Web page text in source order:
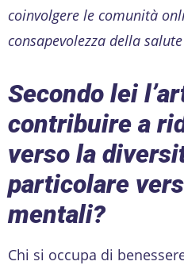
coinvolgere le comunità
consapevolezza della
Secondo lei
contribuire a
verso la
particolare
mentali?
Chi si occupa di